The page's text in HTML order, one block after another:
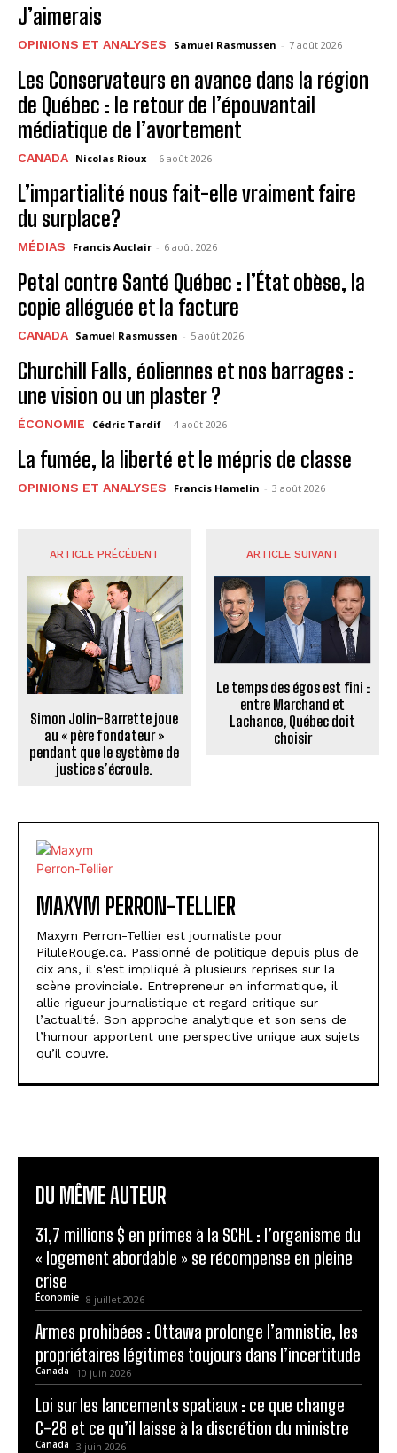
J’aimerais
OPINIONS ET ANALYSES Samuel Rasmussen - 7 août 2026
Les Conservateurs en avance dans la région
de Québec : le retour de l’épouvantail
médiatique de l’avortement
CANADA Nicolas Rioux - 6 août 2026
L’impartialité nous fait-elle vraiment faire
du surplace?
MÉDIAS Francis Auclair - 6 août 2026
Petal contre Santé Québec : l’État obèse, la
copie alléguée et la facture
CANADA Samuel Rasmussen - 5 août 2026
Churchill Falls, éoliennes et nos barrages :
une vision ou un plaster ?
ÉCONOMIE Cédric Tardif - 4 août 2026
La fumée, la liberté et le mépris de classe
OPINIONS ET ANALYSES Francis Hamelin - 3 août 2026
ARTICLE PRÉCÉDENT
Simon Jolin-Barrette joue
au « père fondateur »
pendant que le système de
justice s’écroule.
ARTICLE SUIVANT
Le temps des égos est fini :
entre Marchand et
Lachance, Québec doit
choisir
MAXYM PERRON-TELLIER
Maxym Perron-Tellier est journaliste pour
PiluleRouge.ca. Passionné de politique depuis plus de
dix ans, il s'est impliqué à plusieurs reprises sur la
scène provinciale. Entrepreneur en informatique, il
allie rigueur journalistique et regard critique sur
l’actualité. Son approche analytique et son sens de
l’humour apportent une perspective unique aux sujets
qu’il couvre.
DU MÊME AUTEUR
31,7 millions $ en primes à la SCHL : l’organisme du
« logement abordable » se récompense en pleine
crise
Économie 8 juillet 2026
Armes prohibées : Ottawa prolonge l’amnistie, les
propriétaires légitimes toujours dans l’incertitude
Canada 10 juin 2026
Loi sur les lancements spatiaux : ce que change
C-28 et ce qu’il laisse à la discrétion du ministre
Canada 3 juin 2026